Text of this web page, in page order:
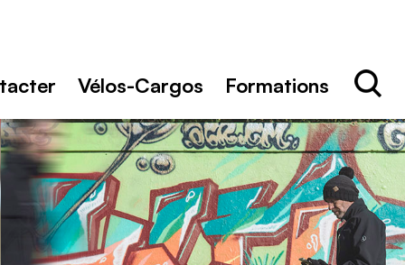
Vélos-Cargos Formations